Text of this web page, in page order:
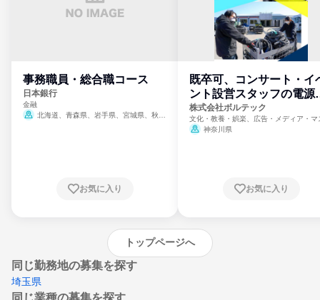
事務職員・総合職コース
日本銀行
金融
北海道、青森県、岩手県、宮城県、秋田
崎県、熊本県、大分県、宮崎県、鹿児島県、
お気に入り
既卒可、コンサート・イ
ント設営スタッフの電源
門
株式会社ボルテック
文化・教養・娯楽、広告・メディア・マ
ミ、電力・ガス・水道・エネルギー
神奈川県
お気に入り
トップページへ
同じ勤務地の募集を探す
埼玉県
同じ業種の募集を探す